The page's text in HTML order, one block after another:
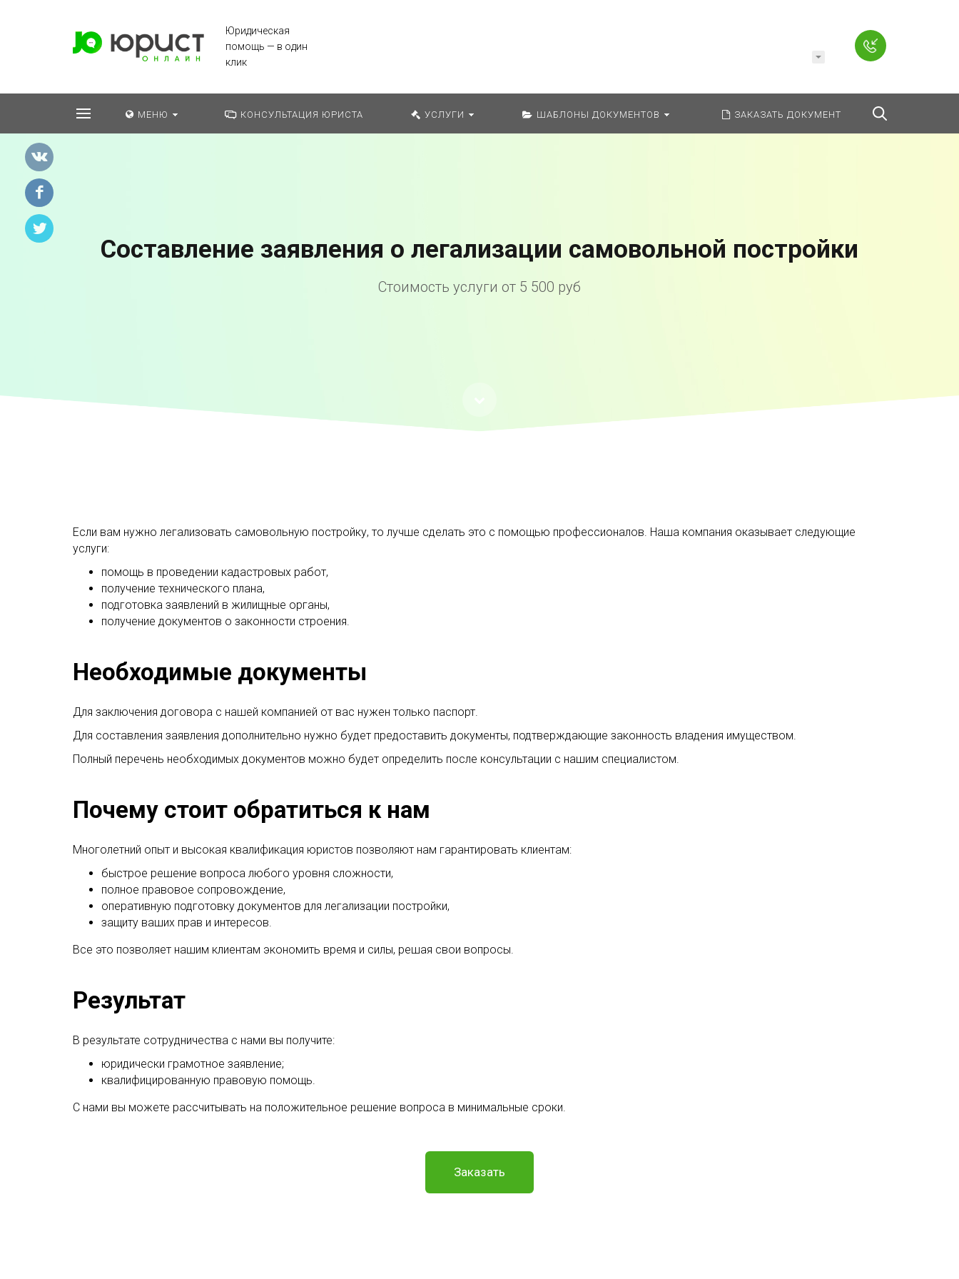
Юридическая
помощь — в один
клик
МЕНЮ КОНСУЛЬТАЦИЯ ЮРИСТА УСЛУГИ ШАБЛОНЫ ДОКУМЕНТОВ ЗАКАЗАТЬ ДОКУМЕНТ
Составление заявления о легализации самовольной постройки
Стоимость услуги от 5 500 руб
Если вам нужно легализовать самовольную постройку, то лучше сделать это с помощью профессионалов. Наша компания оказывает следующие
услуги:
помощь в проведении кадастровых работ,
получение технического плана,
подготовка заявлений в жилищные органы,
получение документов о законности строения.
Необходимые документы
Для заключения договора с нашей компанией от вас нужен только паспорт.
Для составления заявления дополнительно нужно будет предоставить документы, подтверждающие законность владения имуществом.
Полный перечень необходимых документов можно будет определить после консультации с нашим специалистом.
Почему стоит обратиться к нам
Многолетний опыт и высокая квалификация юристов позволяют нам гарантировать клиентам:
быстрое решение вопроса любого уровня сложности,
полное правовое сопровождение,
оперативную подготовку документов для легализации постройки,
защиту ваших прав и интересов.
Все это позволяет нашим клиентам экономить время и силы, решая свои вопросы.
Результат
В результате сотрудничества с нами вы получите:
юридически грамотное заявление;
квалифицированную правовую помощь.
С нами вы можете рассчитывать на положительное решение вопроса в минимальные сроки.
Заказать